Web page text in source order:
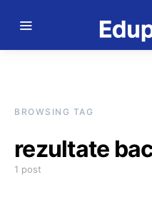
BROWSING TAG
rezultate
1 post